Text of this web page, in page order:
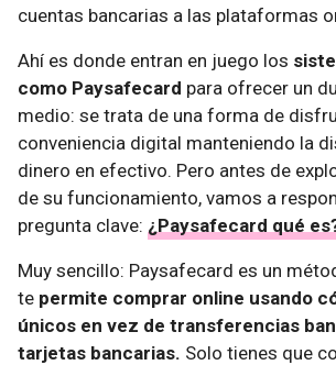
cuentas bancarias a las plataformas
Ahí es donde entran en juego los
como Paysafecard para ofrecer un
medio: se trata de una forma de
conveniencia digital manteniendo la
dinero en efectivo. Pero antes de
de su funcionamiento, vamos a
pregunta clave: ¿Paysafecard qué
Muy sencillo: Paysafecard es un
te permite comprar online usando
únicos en vez de transferencias
tarjetas bancarias. Solo tienes que